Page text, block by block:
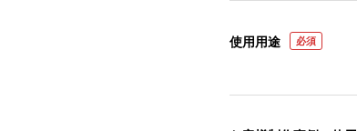
使用用途 必須